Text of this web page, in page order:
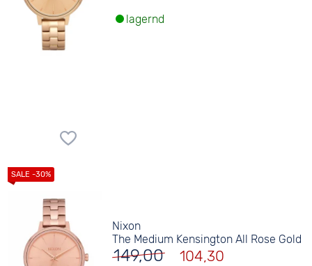
lagernd
Nixon
The Medium Kensington All Rose Gold
149,00 104,30